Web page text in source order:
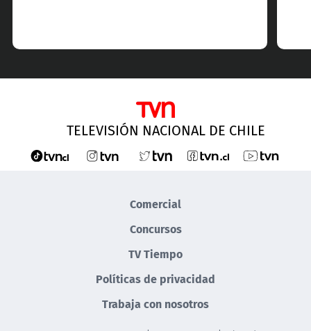
TELEVISIÓN NACIONAL DE CHILE
Comercial
Concursos
TV Tiempo
Políticas de privacidad
Trabaja con nosotros